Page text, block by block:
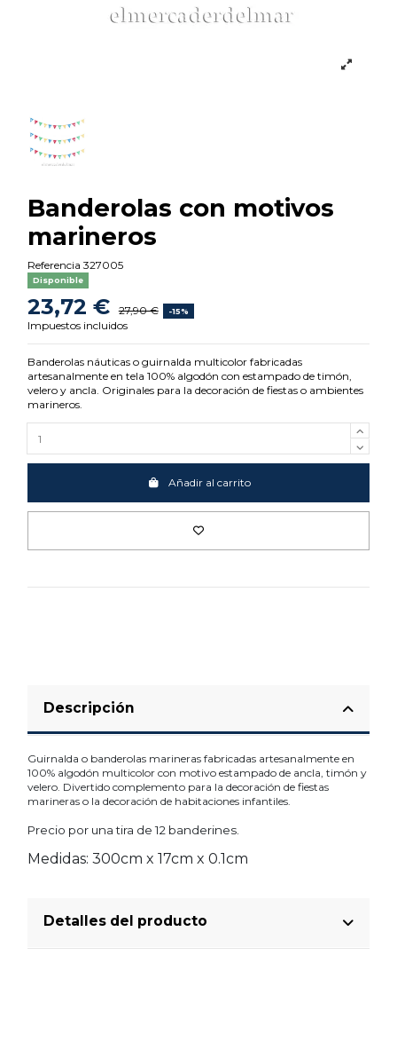
Banderolas con motivos
marineros
Referencia 327005
Disponible
23,72 € 27,90 € -15%
Impuestos incluidos
Banderolas náuticas o guirnalda multicolor fabricadas
artesanalmente en tela 100% algodón con estampado de timón,
velero y ancla. Originales para la decoración de fiestas o ambientes
marineros.
Añadir al carrito
Descripción
Guirnalda o banderolas marineras fabricadas artesanalmente en
100% algodón multicolor con motivo estampado de ancla, timón y
velero. Divertido complemento para la decoración de fiestas
marineras o la decoración de habitaciones infantiles.
Precio por una tira de 12 banderines.
Medidas: 300cm x 17cm x 0.1cm
Detalles del producto